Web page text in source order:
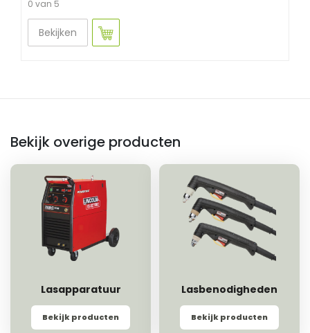
0 van 5
Bekijken
Bekijk overige producten
Lasapparatuur
Bekijk producten
Lasbenodigheden
Bekijk producten